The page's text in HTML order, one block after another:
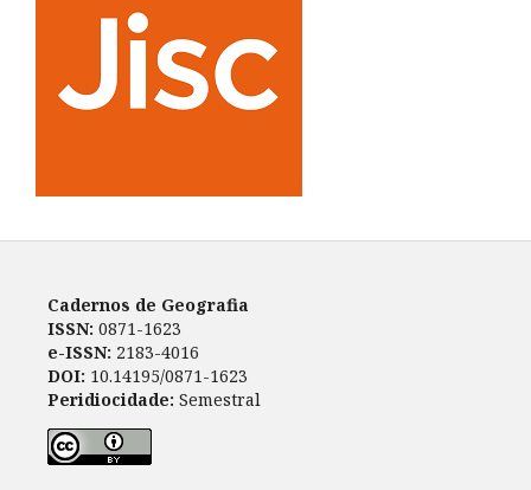
Cadernos de Geografia
ISSN: 0871-1623
e-ISSN: 2183-4016
DOI: 10.14195/0871-1623
Peridiocidade: Semestral